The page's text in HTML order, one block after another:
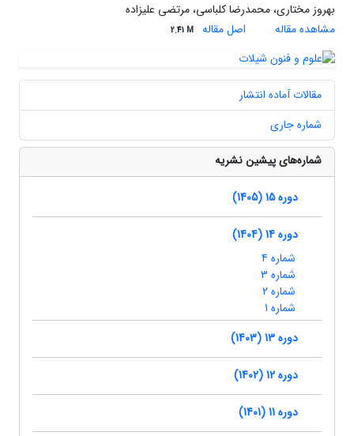
بهروز مختاری، محمدرضا کلباسی، مرتضی علیزاده
مشاهده مقاله
اصل مقاله 2.41 M
مقالات آماده انتشار
شماره جاری
شماره‌های پیشین نشریه
دوره 15 (1405)
دوره 14 (1404)
شماره 4
شماره 3
شماره 2
شماره 1
دوره 13 (1403)
دوره 12 (1402)
دوره 11 (1401)